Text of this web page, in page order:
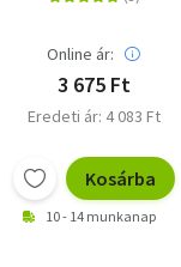
Online ár:
3 675 Ft
Eredeti ár: 4 083 Ft
Kosárba
10 - 14 munkanap